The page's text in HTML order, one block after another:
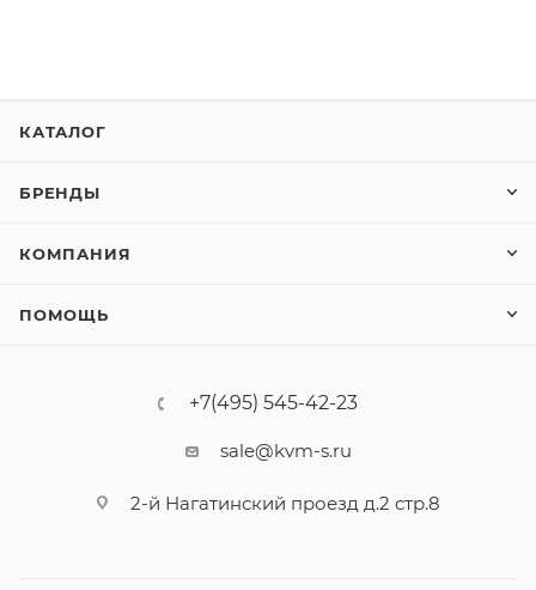
КАТАЛОГ
БРЕНДЫ
КОМПАНИЯ
ПОМОЩЬ
+7(495) 545-42-23
sale@kvm-s.ru
2-й Нагатинский проезд д.2 стр.8